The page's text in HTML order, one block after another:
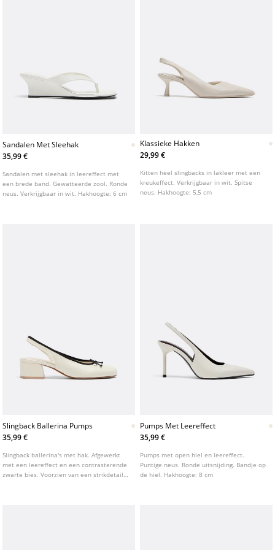
Sandalen Met Sleehak
35,99 €
Sandalen met sleehak in leereffect met
een brede band. Gewatteerde zool. Ronde
neus. Verkrijgbaar in wit. Hakhoogte: 6 cm
Klassieke Hakken
29,99 €
Kitten heel slingbacks in lakleer met een
kreukeffect. Verkrijgbaar in wit. Spitse
neus. Hakhoogte: 5,5 cm
Slingback Ballerina Pumps
35,99 €
Slingback ballerina's met hak. Afgewerkt
met een leereffect en een contrasterende
zwarte bies. Voorzien van een strikdetail
Pumps Met Leereffect
35,99 €
Pumps met open hiel en leereffect.
Puntige neus. Ronde uitsnijding. Bandje op
de hiel. Hakhoogte: 8 cm